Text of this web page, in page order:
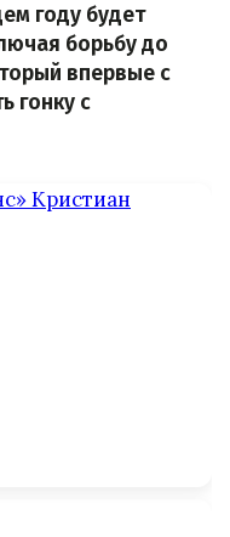
году будет
борьбу до
впервые с
гонку с